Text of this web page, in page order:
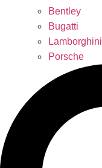
Bentley
Bugatti
Lamborghini
Porsche